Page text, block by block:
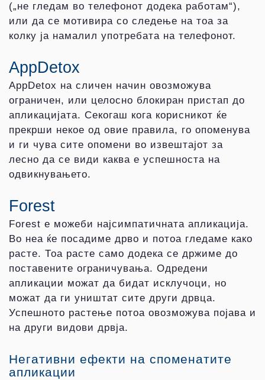
(„не гледам во телефонот додека работам“),
или да се мотивира со следење на тоа за
колку ја намалил употребата на телефонот.
AppDetox
AppDetox на сличен начин овозможува
ограничен, или целосно блокиран пристап до
апликацијата. Секогаш кога корисникот ќе
прекрши некое од овие правила, го опоменува
и ги чува сите опомени во извештајот за
лесно да се види каква е успешноста на
одвикнувањето.
Forest
Forest е можеби најсимпатичната апликација.
Во неа ќе посадиме дрво и потоа гледаме како
расте. Тоа расте само додека се држиме до
поставените ограничувања. Одредени
апликации можат да бидат исклучоци, но
можат да ги уништат сите други дрвца.
Успешното растење потоа овозможува појава и
на други видови дрвја.
Негативни ефекти на споменатите
апликации